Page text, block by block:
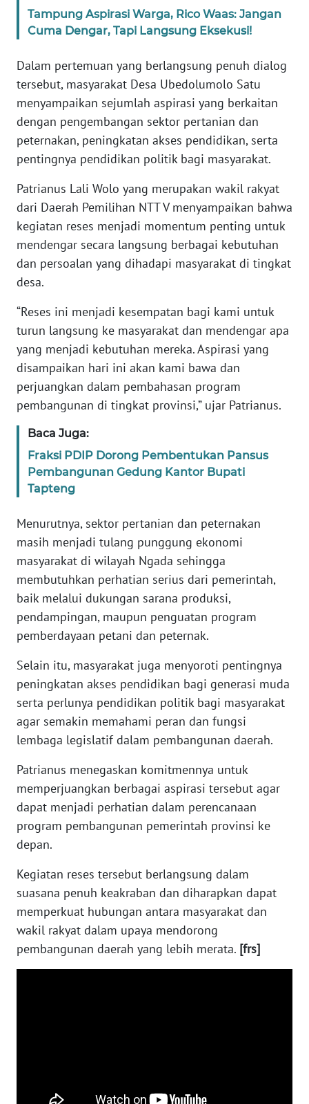
Tampung Aspirasi Warga, Rico Waas: Jangan
Cuma Dengar, Tapi Langsung Eksekusi!
Dalam pertemuan yang berlangsung penuh dialog
tersebut, masyarakat Desa Ubedolumolo Satu
menyampaikan sejumlah aspirasi yang berkaitan
dengan pengembangan sektor pertanian dan
peternakan, peningkatan akses pendidikan, serta
pentingnya pendidikan politik bagi masyarakat.
Patrianus Lali Wolo yang merupakan wakil rakyat
dari Daerah Pemilihan NTT V menyampaikan bahwa
kegiatan reses menjadi momentum penting untuk
mendengar secara langsung berbagai kebutuhan
dan persoalan yang dihadapi masyarakat di tingkat
desa.
“Reses ini menjadi kesempatan bagi kami untuk
turun langsung ke masyarakat dan mendengar apa
yang menjadi kebutuhan mereka. Aspirasi yang
disampaikan hari ini akan kami bawa dan
perjuangkan dalam pembahasan program
pembangunan di tingkat provinsi,” ujar Patrianus.
Baca Juga:
Fraksi PDIP Dorong Pembentukan Pansus
Pembangunan Gedung Kantor Bupati
Tapteng
Menurutnya, sektor pertanian dan peternakan
masih menjadi tulang punggung ekonomi
masyarakat di wilayah Ngada sehingga
membutuhkan perhatian serius dari pemerintah,
baik melalui dukungan sarana produksi,
pendampingan, maupun penguatan program
pemberdayaan petani dan peternak.
Selain itu, masyarakat juga menyoroti pentingnya
peningkatan akses pendidikan bagi generasi muda
serta perlunya pendidikan politik bagi masyarakat
agar semakin memahami peran dan fungsi
lembaga legislatif dalam pembangunan daerah.
Patrianus menegaskan komitmennya untuk
memperjuangkan berbagai aspirasi tersebut agar
dapat menjadi perhatian dalam perencanaan
program pembangunan pemerintah provinsi ke
depan.
Kegiatan reses tersebut berlangsung dalam
suasana penuh keakraban dan diharapkan dapat
memperkuat hubungan antara masyarakat dan
wakil rakyat dalam upaya mendorong
pembangunan daerah yang lebih merata. [frs]
Wahana
Regional
WN
SUMUT
WN
JAKARTA
JABAR
WN
BANTEN
WN
WN
WN
PAPUA
WN
BARAT
WN
WN
SERAMBI
WN
JAMBI
SULTRA
WN
SULTENG
WN
SULBAR
BABEL
SUMBAR
WN
SUMSEL